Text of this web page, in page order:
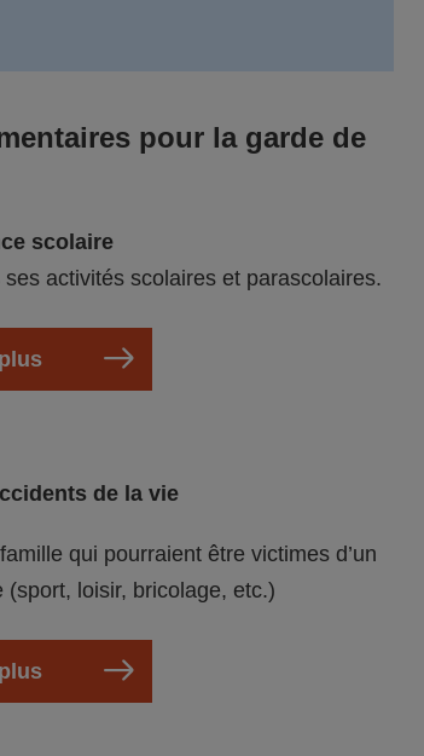
pour la garde de
scolaire
activités scolaires et parascolaires.
de la vie
qui pourraient être victimes d’un
loisir, bricolage, etc.)